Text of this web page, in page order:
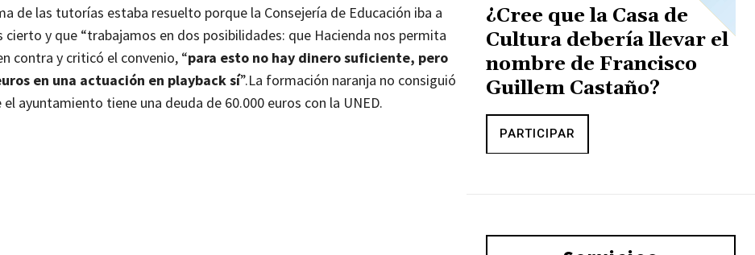
de las tutorías estaba resuelto porque la Consejería de Educación iba a
y que “trabajamos en dos posibilidades: que Hacienda nos permita
contra y criticó el convenio, “para esto no hay dinero suficiente, pero
en una actuación en playback sí”.La formación naranja no consiguió
ayuntamiento tiene una deuda de 60.000 euros con la UNED.
¿Cree que la Casa de
Cultura debería llevar el
nombre de Francisco
Guillem Castaño?
PARTICIPAR